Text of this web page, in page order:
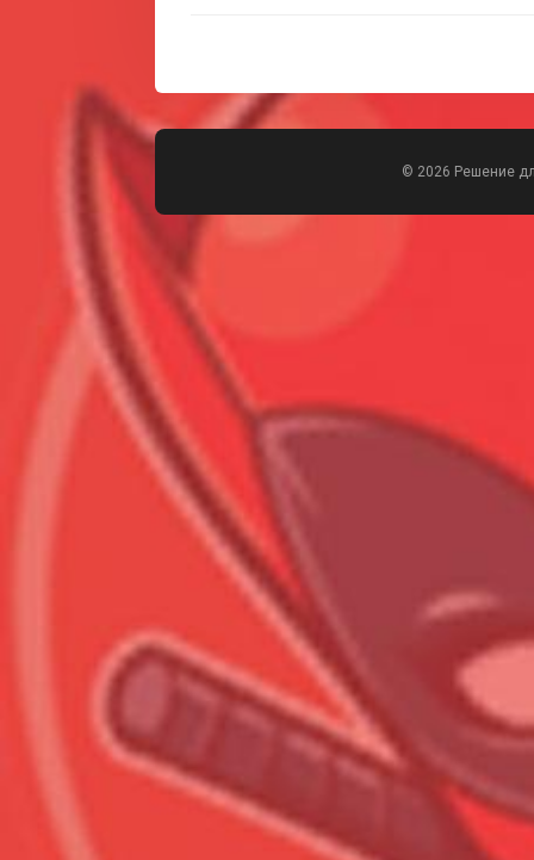
© 2026 Решение
Всего позиций в корзине
Всего товара в корзине